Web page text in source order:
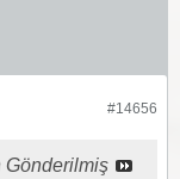
#14656
Gönderilmiş